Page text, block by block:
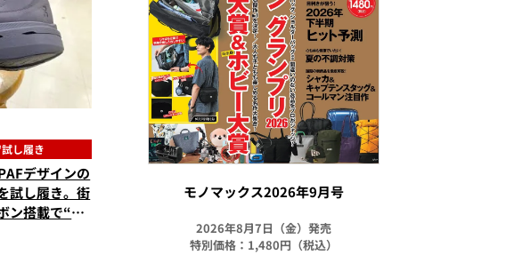
し履き
デザインの
試し履き。街
ン搭載で“走
峰
モノマックス2026年9月号
2026年8月7日（金）発売
特別価格：1,480円（税込）